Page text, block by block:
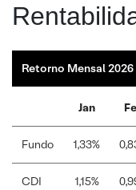
Retorno Mensal 2026
Jan
Fundo 1,33%
CDI 1,15%